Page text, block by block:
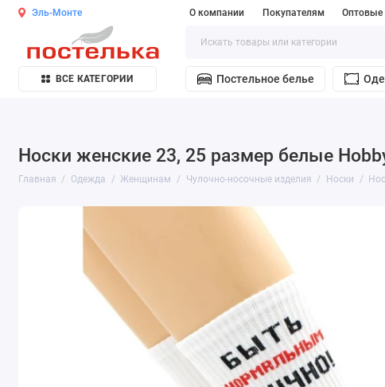
Эль-Монте О компании Покупателям Оптовые
ВСЕ КАТЕГОРИИ Постельное белье
Носки женские 23, 25 размер белые
Главная Одежда Женщинам Чулочно-носочные изделия Носки